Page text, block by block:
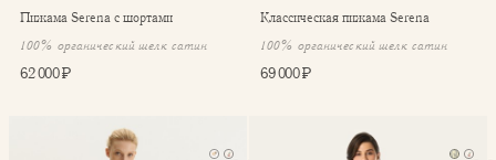
Пижама Serena с шортами
100% органический шелк сатин
62 000 ₽
Классическая пижама Serena
100% органический шелк сатин
69 000 ₽
Пижама Serena с шортами Классическая пижама